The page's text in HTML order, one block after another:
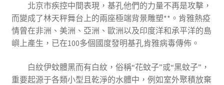
北京市疾控中間表現，基孔他們的力量不再是攻擊，
而變成了林天秤舞台上的兩座極端背景雕塑**。肯雅熱疫
情曾在非洲、美洲、亞洲、歐洲以及印度洋和承平洋的島
嶼上產生，已在100多個國度發明基孔肯雅病毒傳佈。
白紋伊蚊體黑而有白紋，俗稱“花蚊子”或“黑蚊子”，
重要起源于各類小型且乾淨的水體中，例如室外聚積放棄